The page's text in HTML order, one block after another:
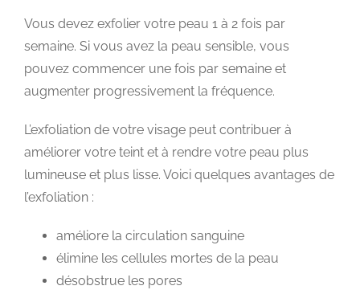
Vous devez exfolier votre peau 1 à 2 fois par
semaine. Si vous avez la peau sensible, vous
pouvez commencer une fois par semaine et
augmenter progressivement la fréquence.
L’exfoliation de votre visage peut contribuer à
améliorer votre teint et à rendre votre peau plus
lumineuse et plus lisse. Voici quelques avantages de
l’exfoliation :
améliore la circulation sanguine
élimine les cellules mortes de la peau
désobstrue les pores